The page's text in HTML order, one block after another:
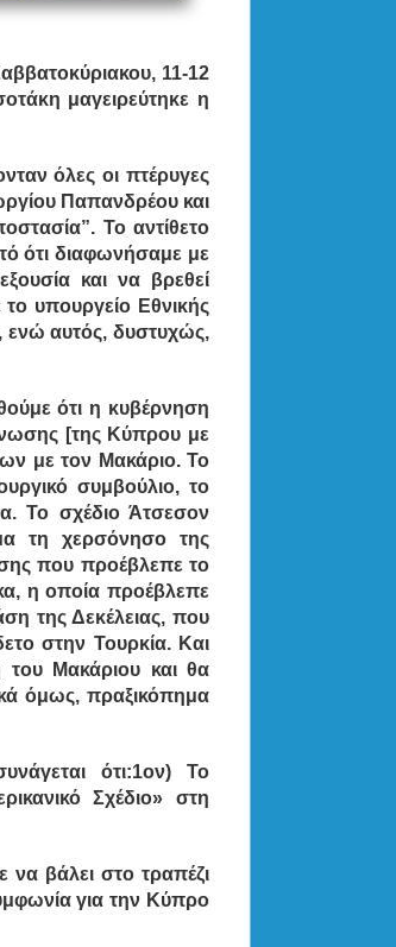
11-12
μαγειρεύτηκε η
όλες οι πτέρυγες
Παπανδρέου και
Το αντίθετο
ότι διαφωνήσαμε με
και να βρεθεί
το υπουργείο Εθνικής
ενώ αυτός, δυστυχώς,
ότι η κυβέρνηση
[της Κύπρου με
με τον Μακάριο. Το
συμβούλιο, το
Το σχέδιο Άτσεσον
τη χερσόνησο της
που προέβλεπε το
η οποία προέβλεπε
της Δεκέλειας, που
στην Τουρκία. Και
του Μακάριου και θα
όμως, πραξικόπημα
ότι:1ον) Το
Σχέδιο» στη
βάλει στο τραπέζι
για την Κύπρο